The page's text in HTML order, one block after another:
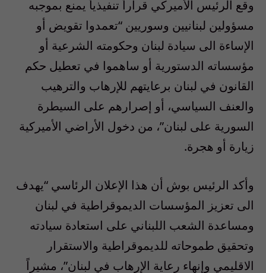
وقع الرئيس الأميركي قراراً تنفيذياً يمنع بموجبه
مسؤولين لبنانيين وسوريين “تعمدوا تقويض أو
الإساءة الى سيادة لبنان وحكومته الشرعية أو
مؤسساته الدستورية أو ساهموا في تعطيل حكم
القانون في لبنان برعايتهم للإرهاب والترهيب
والعنف السياسي، أو إصرارهم على السيطرة
السورية على لبنان”، من دخول الأراضي الأميركية
زيارة أو هجرة.
وأكد الرئيس بوش أن هذا الإعلان الرئاسي “يهدف
الى تعزيز المؤسسات الديموقراطية في لبنان
ومساعدة الشعب اللبناني على استعادة سيادته
وتحقيق طموحاته للديموقراطية والاستقرار
الاقليمي وإنهاء رعاية الإرهاب في لبنان”، مشيراً